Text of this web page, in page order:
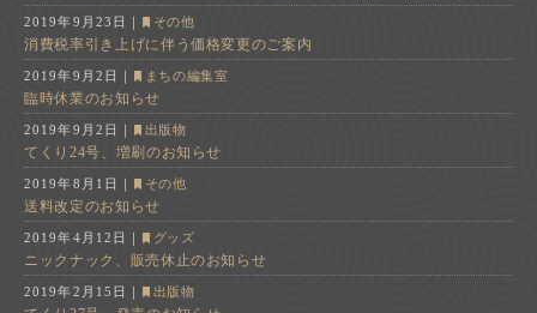
2019年9月23日 ｜ その他
消費税率引き上げに伴う価格変更のご案内
2019年9月2日 ｜ まちの編集室
臨時休業のお知らせ
2019年9月2日 ｜ 出版物
てくり24号、増刷のお知らせ
2019年8月1日 ｜ その他
送料改定のお知らせ
2019年4月12日 ｜ グッズ
ニックナック、販売休止のお知らせ
2019年2月15日 ｜ 出版物